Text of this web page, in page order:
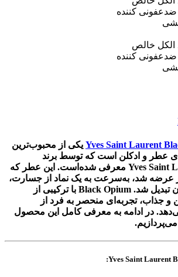
ضدعفونی کننده
ضدعفونی کننده
Yves Saint Laurent یکی از محبوب‌ترین
عطر و ادکلن است که توسط برند
Yves Saint معرفی شده‌است. این عطر که
به بازار عرضه شد، به‌سرعت به یک نماد از جسارت،
انرژی و زنانه‌گی مدرن تبدیل شد. Black Opium با ترکیبی از
و جذاب، تجربه‌ای منحصر به فرد از
در ادامه به معرفی کامل این محصول